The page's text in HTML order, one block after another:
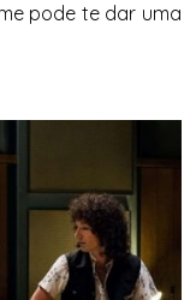
pode te dar uma